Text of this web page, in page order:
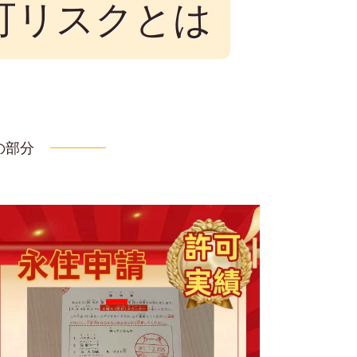
リスクとは
部分